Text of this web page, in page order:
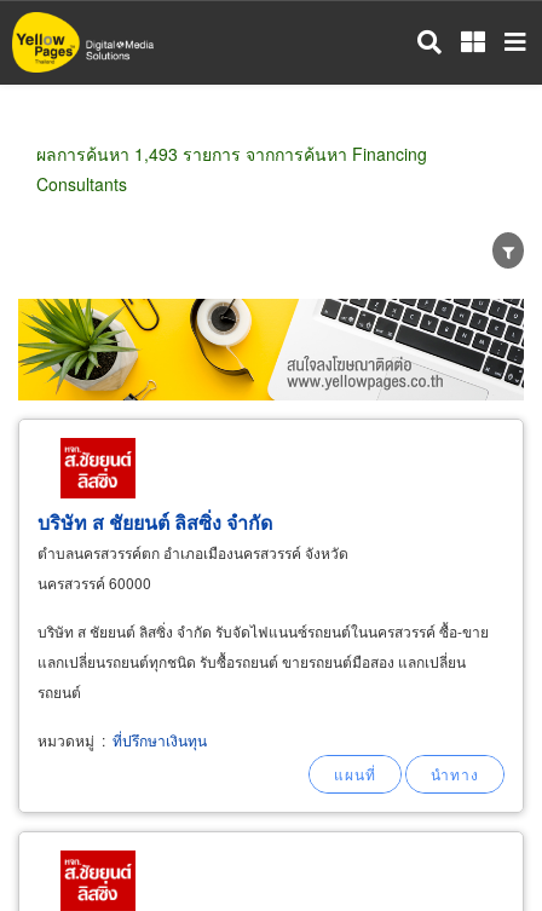
ข้าม
ไป
ผลการค้นหา 1,493 รายการ จากการค้นหา Financing
Consultants
ขายส่ง ขายปลีก ผู้ผลิต
ตัวแทนจัดจำหน่าย
ผู้ส่งออก/นำเข้า
ธุรกิจบริการ
บริษัท ส ชัยยนต์ ลิสซิ่ง จำกัด
ตำบลนครสวรรค์ตก อำเภอเมืองนครสวรรค์ จังหวัด
นครสวรรค์ 60000
บริษัท ส ชัยยนต์ ลิสซิ่ง จำกัด รับจัดไฟแนนซ์รถยนต์ในนครสวรรค์ ซื้อ-ขาย
แลกเปลี่ยนรถยนต์ทุกชนิด รับซื้อรถยนต์ ขายรถยนต์มือสอง แลกเปลี่ยน
รถยนต์
หมวดหมู่ : ที่ปรึกษาเงินทุน